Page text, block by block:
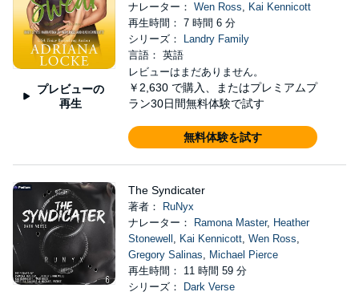
プレビューの
再生
ナレーター： Wen Ross, Kai Kennicott
再生時間： 7 時間 6 分
シリーズ：
Landry Family
言語： 英語
レビューはまだありません。
￥2,630 で購入、またはプレミアムプ
ラン30日間無料体験で試す
無料体験を試す
The Syndicater
著者：
RuNyx
ナレーター：
Ramona Master, Heather
Stonewell , Kai Kennicott, Wen Ross,
Gregory Salinas, Michael Pierce
再生時間： 11 時間 59 分
シリーズ：
Dark Verse